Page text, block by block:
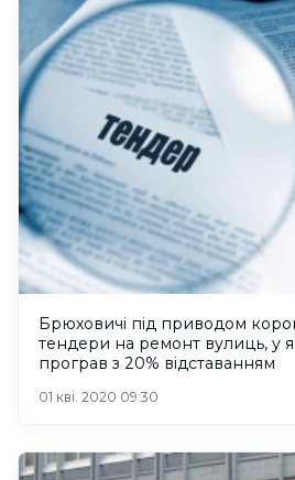
Брюховичі під приводом
тендери на ремонт вулиць, у
програв з 20% відставанням
01 кві. 2020 09:30